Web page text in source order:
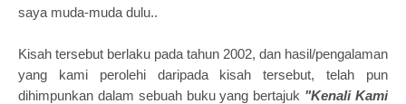
saya muda-muda dulu..
Kisah tersebut berlaku pada tahun 2002, dan hasil/pengalaman
yang kami perolehi daripada kisah tersebut, telah pun
dihimpunkan dalam sebuah buku yang bertajuk "Kenali Kami